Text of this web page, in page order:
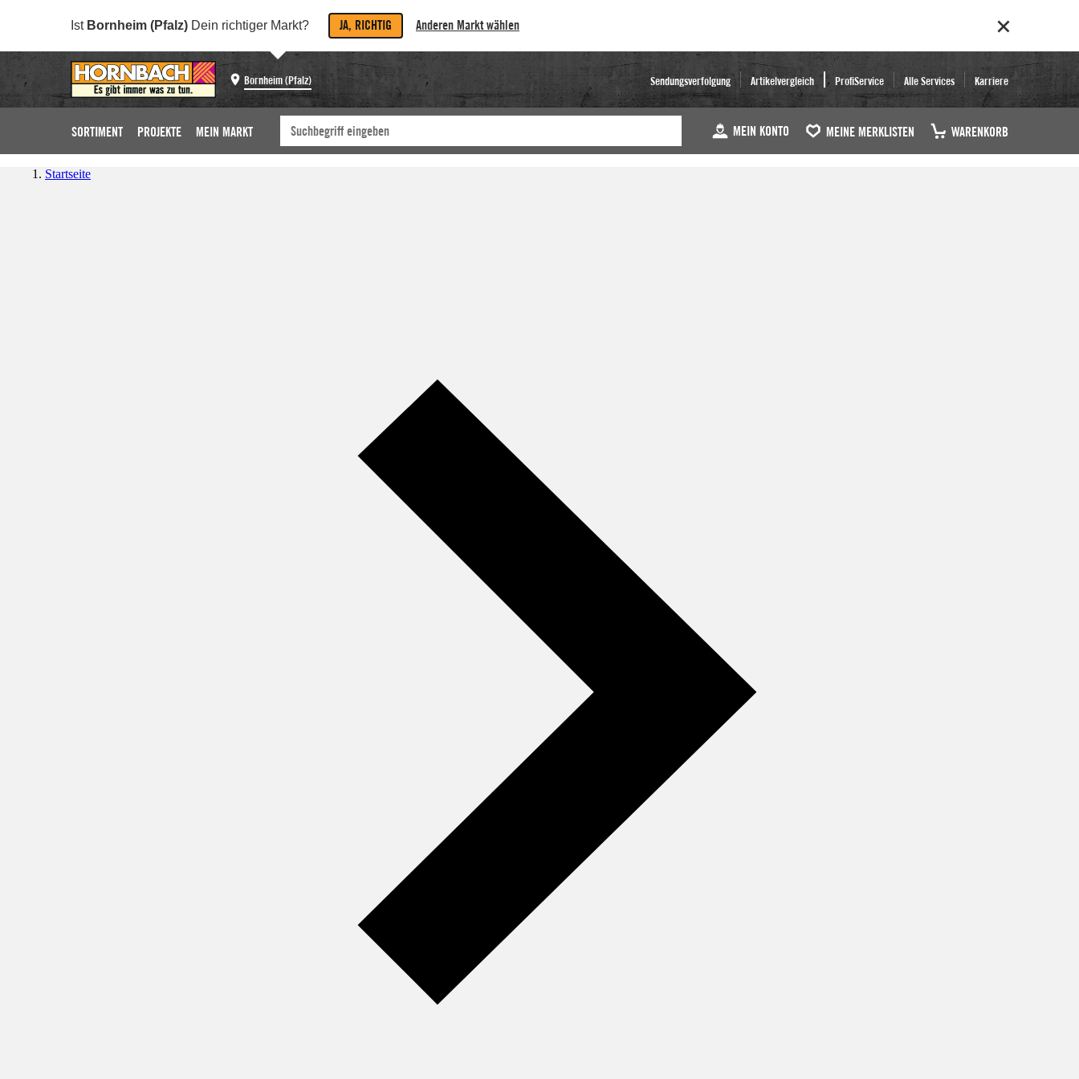
Ist Bornheim (Pfalz) Dein richtiger Markt? JA, RICHTIG Anderen Markt wählen
Bornheim (Pfalz) Sendungsverfolgung Artikelvergleich ProfiService Alle Services Karriere
SORTIMENT PROJEKTE MEIN MARKT MEIN KONTO MEINE MERKLISTEN WARENKORB
Startseite